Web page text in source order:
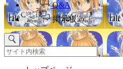
Q&A
掲示板